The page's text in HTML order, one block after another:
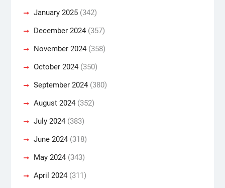
January 2025(342)
December 2024(357)
November 2024(358)
October 2024(350)
September 2024(380)
August 2024(352)
July 2024(383)
June 2024(318)
May 2024(343)
April 2024(311)